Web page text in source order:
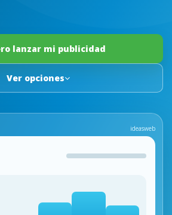
lanzar mi publicidad
Ver opciones
ideasweb